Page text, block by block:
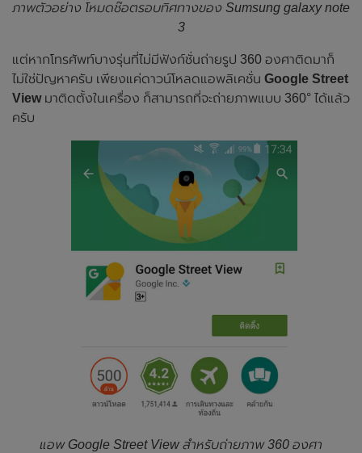
ภาพตัวอย่าง โหมดช๊อตรอบทิศทางของ Sumsung galaxy note
3
แต่หากโทรศัพท์บางรุ่นที่ไม่มีฟังก์ชั่นถ่ายรูป 360 องศาติดมาก็
ไม่ใช่ปัญหาครับ เพียงแค่ดาวน์โหลดแอพลิเคชั่น Google Street
Viewมาติดตั้งในเครื่อง ก็สามารถที่จะถ่ายภาพแบบ 360° ได้แล้ว
ครับ
แอพ Google Street View สำหรับถ่ายภาพ 360 องศา